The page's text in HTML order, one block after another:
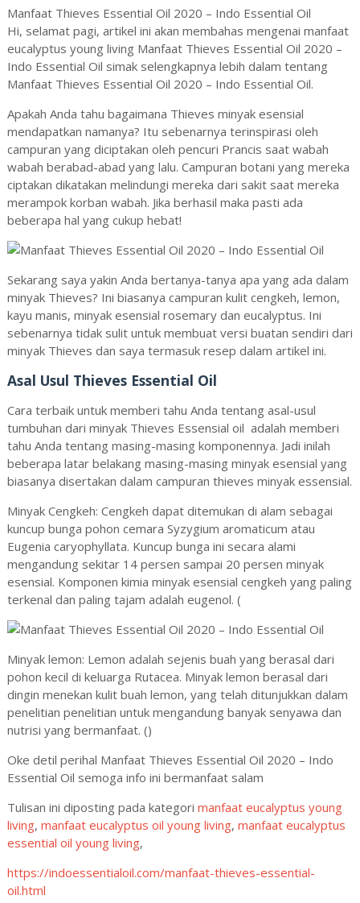
Manfaat Thieves Essential Oil 2020 – Indo Essential Oil
Hi, selamat pagi, artikel ini akan membahas mengenai manfaat
eucalyptus young living Manfaat Thieves Essential Oil 2020 –
Indo Essential Oil simak selengkapnya lebih dalam tentang
Manfaat Thieves Essential Oil 2020 – Indo Essential Oil.
Apakah Anda tahu bagaimana Thieves minyak esensial
mendapatkan namanya? Itu sebenarnya terinspirasi oleh
campuran yang diciptakan oleh pencuri Prancis saat wabah
wabah berabad-abad yang lalu. Campuran botani yang mereka
ciptakan dikatakan melindungi mereka dari sakit saat mereka
merampok korban wabah. Jika berhasil maka pasti ada
beberapa hal yang cukup hebat!
Sekarang saya yakin Anda bertanya-tanya apa yang ada dalam
minyak Thieves? Ini biasanya campuran kulit cengkeh, lemon,
kayu manis, minyak esensial rosemary dan eucalyptus. Ini
sebenarnya tidak sulit untuk membuat versi buatan sendiri dari
minyak Thieves dan saya termasuk resep dalam artikel ini.
Asal Usul Thieves Essential Oil
Cara terbaik untuk memberi tahu Anda tentang asal-usul
tumbuhan dari minyak Thieves Essensial oil adalah memberi
tahu Anda tentang masing-masing komponennya. Jadi inilah
beberapa latar belakang masing-masing minyak esensial yang
biasanya disertakan dalam campuran thieves minyak essensial.
Minyak Cengkeh: Cengkeh dapat ditemukan di alam sebagai
kuncup bunga pohon cemara Syzygium aromaticum atau
Eugenia caryophyllata. Kuncup bunga ini secara alami
mengandung sekitar 14 persen sampai 20 persen minyak
esensial. Komponen kimia minyak esensial cengkeh yang paling
terkenal dan paling tajam adalah eugenol. (
Minyak lemon: Lemon adalah sejenis buah yang berasal dari
pohon kecil di keluarga Rutacea. Minyak lemon berasal dari
dingin menekan kulit buah lemon, yang telah ditunjukkan dalam
penelitian penelitian untuk mengandung banyak senyawa dan
nutrisi yang bermanfaat. ()
Oke detil perihal Manfaat Thieves Essential Oil 2020 – Indo
Essential Oil semoga info ini bermanfaat salam
Tulisan ini diposting pada kategori manfaat eucalyptus young
living, manfaat eucalyptus oil young living, manfaat eucalyptus
essential oil young living,
https://indoessentialoil.com/manfaat-thieves-essential-
oil.html